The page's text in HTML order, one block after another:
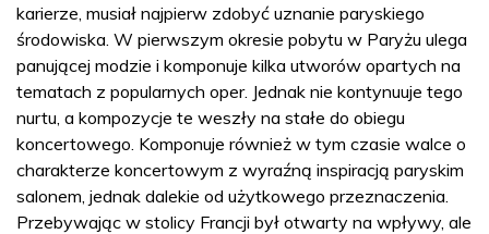
karierze, musiał najpierw zdobyć uznanie paryskiego
środowiska. W pierwszym okresie pobytu w Paryżu ulega
panującej modzie i komponuje kilka utworów opartych na
tematach z popularnych oper. Jednak nie kontynuuje tego
nurtu, a kompozycje te weszły na stałe do obiegu
koncertowego. Komponuje również w tym czasie walce o
charakterze koncertowym z wyraźną inspiracją paryskim
salonem, jednak dalekie od użytkowego przeznaczenia.
Przebywając w stolicy Francji był otwarty na wpływy, ale